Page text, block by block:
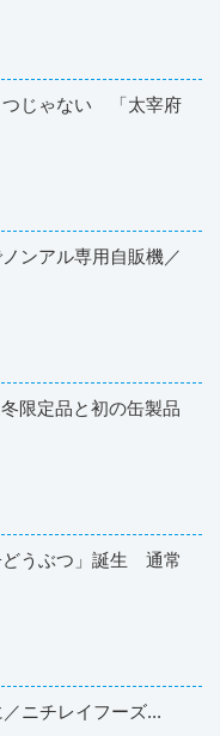
つじゃない 「太宰府
ンアル専用自販機／
限定品と初の缶製品
どうぶつ」誕生 通常
ニチレイフーズ...